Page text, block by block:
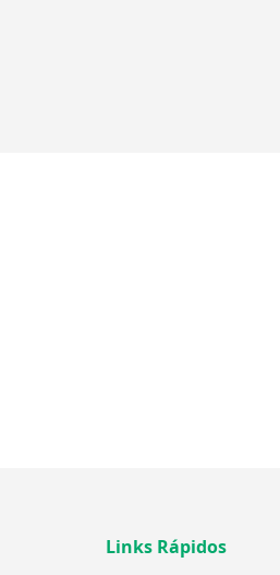
Links Rápidos